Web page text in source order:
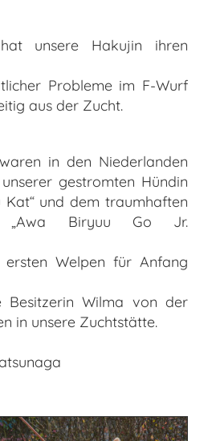
unsere Hakujin ihren
Probleme im F-Wurf
aus der Zucht.
in den Niederlanden
gestromten Hündin
Kat“ und dem traumhaften
„Awa Biryuu Go Jr.
Welpen für Anfang
Besitzerin Wilma von der
in unsere Zuchtstätte.